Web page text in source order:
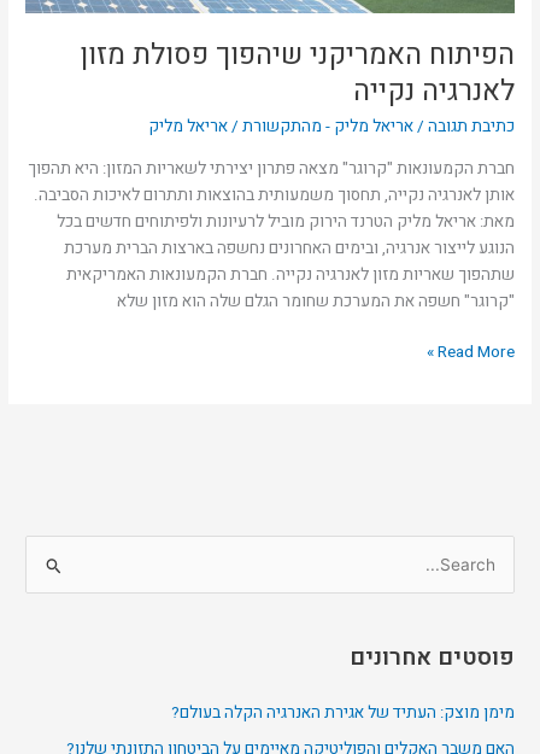
הפיתוח האמריקני שיהפוך פסולת מזון
לאנרגיה נקייה
כתיבת תגובה /אריאל מליק - מהתקשורת /אריאל מליק
חברת הקמעונאות "קרוגר" מצאה פתרון יצירתי לשאריות המזון: היא תהפוך
אותן לאנרגיה נקייה, תחסוך משמעותית בהוצאות ותתרום לאיכות הסביבה.
מאת: אריאל מליק הטרנד הירוק מוביל לרעיונות ולפיתוחים חדשים בכל
הנוגע לייצור אנרגיה, ובימים האחרונים נחשפה בארצות הברית מערכת
שתהפוך שאריות מזון לאנרגיה נקייה. חברת הקמעונאות האמריקאית
"קרוגר" חשפה את המערכת שחומר הגלם שלה הוא מזון שלא
Read More »
e
rפוסטים אחרונים
מימן מוצק: העתיד של אגירת האנרגיה הקלה בעולם?